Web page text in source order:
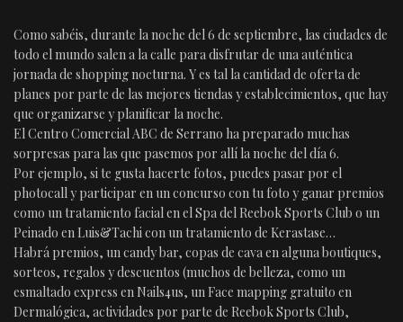
Como sabéis, durante la noche del 6 de septiembre, las ciudades de
todo el mundo salen a la calle para disfrutar de una auténtica
jornada de shopping nocturna. Y es tal la cantidad de oferta de
planes por parte de las mejores tiendas y establecimientos, que hay
que organizarse y planificar la noche.
El Centro Comercial ABC de Serrano ha preparado muchas
sorpresas para las que pasemos por allí la noche del día 6.
Por ejemplo, si te gusta hacerte fotos, puedes pasar por el
photocall y participar en un concurso con tu foto y ganar premios
como un tratamiento facial en el Spa del Reebok Sports Club o un
Peinado en Luis&Tachi con un tratamiento de Kerastase…
Habrá premios, un candy bar, copas de cava en alguna boutiques,
sorteos, regalos y descuentos (muchos de belleza, como un
esmaltado express en Nails4us, un Face mapping gratuito en
Dermalógica, actividades por parte de Reebok Sports Club,